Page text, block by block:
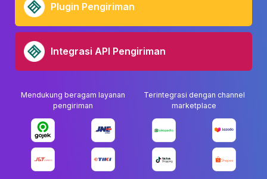
Plugin Pengiriman
Integrasi API Pengiriman
Mendukung beragam layanan
pengiriman
Terintegrasi dengan channel
marketplace